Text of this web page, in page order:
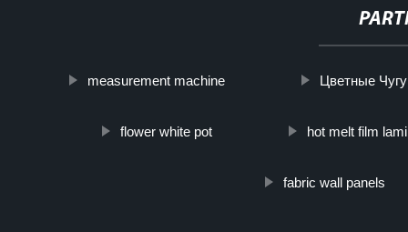
measurement machine Цветные
flower white pot hot melt film
fabric wall panels